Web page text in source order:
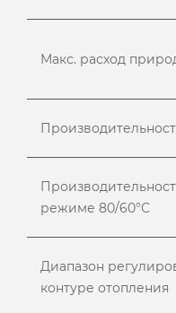
Макс. расход
режиме 80/60°С
Диапазон
контуре отопления